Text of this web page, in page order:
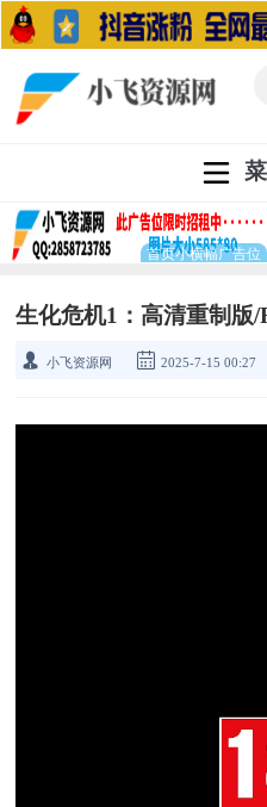
生化危机1：高清重制版
小飞资源网 2025-7-15 00:27